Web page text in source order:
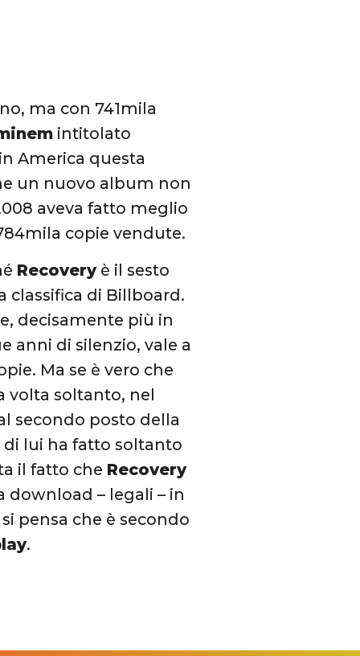
ma con 741mila
intitolato
America questa
un nuovo album non
aveva fatto meglio
copie vendute.
Recoveryè il sesto
classifica di Billboard.
decisamente più in
anni di silenzio, vale a
Ma se è vero che
volta soltanto, nel
secondo posto della
lui ha fatto soltanto
il fatto che Recovery
– legali – in
pensa che è secondo
.